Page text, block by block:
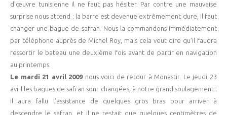
d’œuvre tunisienne il ne faut pas hésiter. Par contre une mauvaise
surprise nous attend : la barre est devenue extrêmement dure, il faut
changer une bague de safran. Nous la commandons immédiatement
par téléphone auprès de Michel Roy, mais cela veut dire qu’il faudra
ressortir le bateau une deuxième fois avant de partir en navigation
au printemps.
Le mardi 21 avril 2009nous voici de retour à Monastir. Le jeudi 23
avril les bagues de safran sont changées, à notre grand soulagement ;
il aura fallu l’assistance de quelques gros bras pour arriver à
descendre le safran, et il ne restait que quelques centimètres de